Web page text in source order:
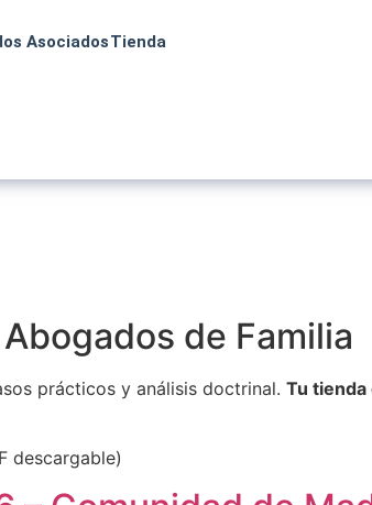
AsociadosTienda
de Familia
prácticos y análisis doctrinal. Tu